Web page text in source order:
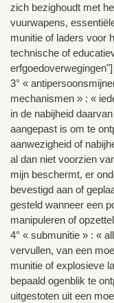
zich bezighoudt met
vuurwapens,
munitie of laders voor
technische of
erfgoedoverwegingen"]
3° «
mechanismen » : «
in de nabijheid
aangepast is om te
aanwezigheid of
al dan niet voorzien
mijn beschermt, er
bevestigd aan of
gesteld wanneer een
manipuleren of
4° « submunitie » : «
vervullen, van een
munitie of explosieve
bepaald ogenblik te
uitgestoten uit een